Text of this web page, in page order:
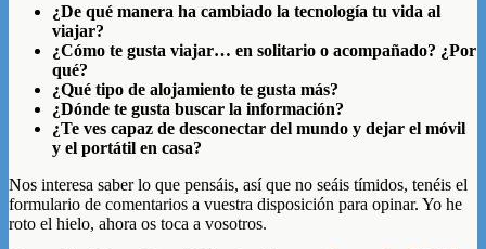
¿De qué manera ha cambiado la tecnología tu vida al
viajar?
¿Cómo te gusta viajar… en solitario o acompañado? ¿Por
qué?
¿Qué tipo de alojamiento te gusta más?
¿Dónde te gusta buscar la información?
¿Te ves capaz de desconectar del mundo y dejar el móvil
y el portátil en casa?
Nos interesa saber lo que pensáis, así que no seáis tímidos, tenéis el
formulario de comentarios a vuestra disposición para opinar. Yo he
roto el hielo, ahora os toca a vosotros.